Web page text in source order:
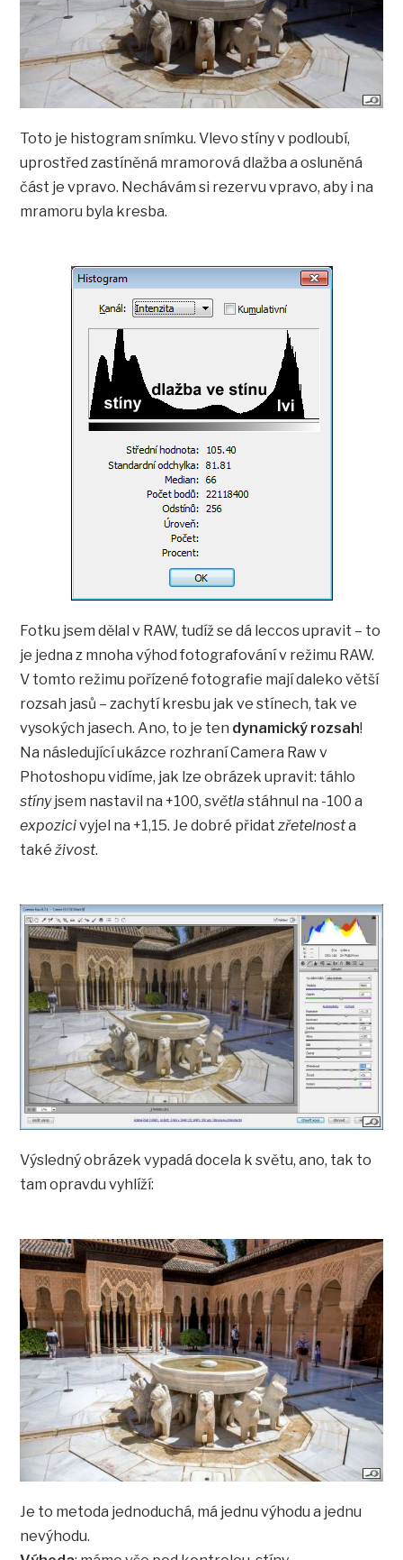
Toto je histogram snímku. Vlevo stíny v podloubí,
uprostřed zastíněná mramorová dlažba a osluněná
část je vpravo. Nechávám si rezervu vpravo, aby i na
mramoru byla kresba.
Fotku jsem dělal v RAW, tudíž se dá leccos upravit – to
je jedna z mnoha výhod fotografování v režimu RAW.
V tomto režimu pořízené fotografie mají daleko větší
rozsah jasů – zachytí kresbu jak ve stínech, tak ve
vysokých jasech. Ano, to je ten dynamický rozsah!
Na následující ukázce rozhraní Camera Raw v
Photoshopu vidíme, jak lze obrázek upravit: táhlo
stínyjsem nastavil na +100, světla stáhnul na -100 a
expozicivyjel na +1,15. Je dobré přidatzřetelnosta
takéživost.
Výsledný obrázek vypadá docela k světu, ano, tak to
tam opravdu vyhlíží:
Je to metoda jednoduchá, má jednu výhodu a jednu
nevýhodu.